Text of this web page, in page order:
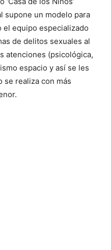
supone un modelo para
el equipo especializado
de delitos sexuales al
atenciones (psicológica,
espacio y así se les
se realiza con más